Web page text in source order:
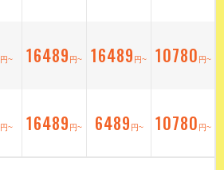
円~ 16489 円~ 16489 円~ 10780 円~
円~ 16489 円~ 6489 円~ 10780 円~